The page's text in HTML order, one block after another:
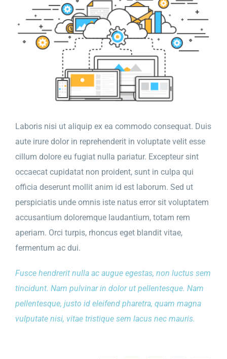
Laboris nisi ut aliquip ex ea commodo consequat. Duis
aute irure dolor in reprehenderit in voluptate velit esse
cillum dolore eu fugiat nulla pariatur. Excepteur sint
occaecat cupidatat non proident, sunt in culpa qui
officia deserunt mollit anim id est laborum. Sed ut
perspiciatis unde omnis iste natus error sit voluptatem
accusantium doloremque laudantium, totam rem
aperiam. Orci turpis, rhoncus eget blandit vitae,
fermentum ac dui.
Fusce hendrerit nulla ac augue egestas, non luctus sem
tincidunt. Nam pulvinar in dolor ut pellentesque. Nam
pellentesque, justo id eleifend pharetra, quam magna
vulputate nisi, vitae tristique sem lacus nec mauris.